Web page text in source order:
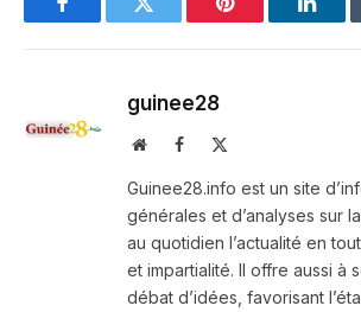
FacebookTwitter Pinterest
guinee28
WebsiteFacebook
Guinee28.info est un site
générales et d’analyses sur
au quotidien l’actualité en
et impartialité. Il offre aussi à
débat d’idées, favorisant